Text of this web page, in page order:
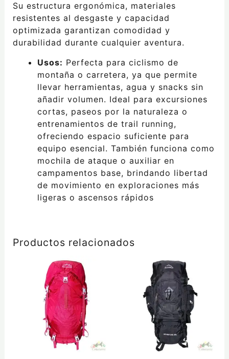
Su estructura ergonómica, materiales
resistentes al desgaste y capacidad
optimizada garantizan comodidad y
durabilidad durante cualquier aventura.
Usos: Perfecta para ciclismo de
montaña o carretera, ya que permite
llevar herramientas, agua y snacks sin
añadir volumen. Ideal para excursiones
cortas, paseos por la naturaleza o
entrenamientos de trail running,
ofreciendo espacio suficiente para
equipo esencial. También funciona como
mochila de ataque o auxiliar en
campamentos base, brindando libertad
de movimiento en exploraciones más
ligeras o ascensos rápidos
Productos relacionados
producto
múltiples
variantes.
opciones
producto
múltiples
variantes.
opciones